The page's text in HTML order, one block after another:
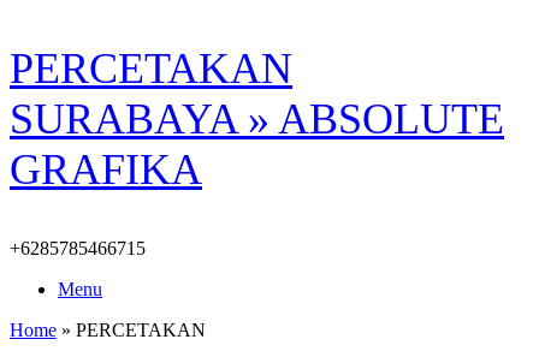
Skip
to
content
PERCETAKAN
SURABAYA » ABSOLUTE
GRAFIKA
+6285785466715
Menu
Home » PERCETAKAN